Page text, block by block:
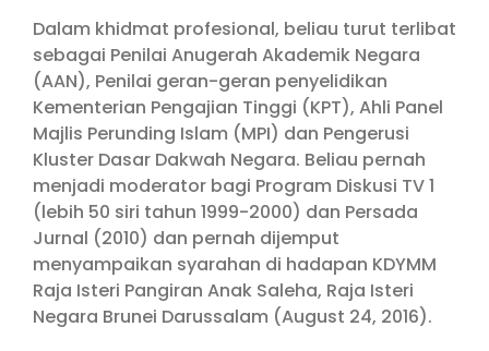
Dalam khidmat profesional, beliau turut terlibat
sebagai Penilai Anugerah Akademik Negara
(AAN), Penilai geran-geran penyelidikan
Kementerian Pengajian Tinggi (KPT), Ahli Panel
Majlis Perunding Islam (MPI) dan Pengerusi
Kluster Dasar Dakwah Negara. Beliau pernah
menjadi moderator bagi Program Diskusi TV 1
(lebih 50 siri tahun 1999-2000) dan Persada
Jurnal (2010) dan pernah dijemput
menyampaikan syarahan di hadapan KDYMM
Raja Isteri Pangiran Anak Saleha, Raja Isteri
Negara Brunei Darussalam (August 24, 2016).